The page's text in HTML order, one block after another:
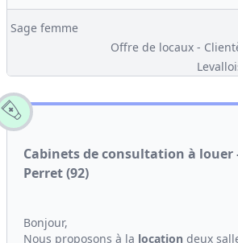
Sage femme
Offre de locaux -
Cabinets de consultation à louer
Perret (92)
Bonjour,
Nous proposons à la location deux